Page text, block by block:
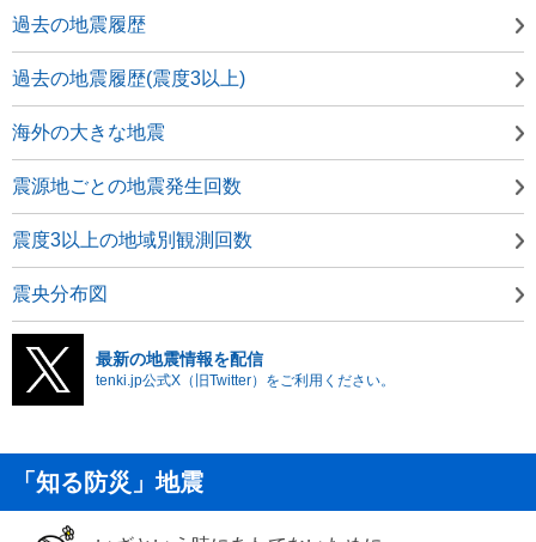
過去の地震履歴
過去の地震履歴(震度3以上)
海外の大きな地震
震源地ごとの地震発生回数
震度3以上の地域別観測回数
震央分布図
最新の地震情報を配信
tenki.jp公式X（旧Twitter）をご利用ください。
「知る防災」地震